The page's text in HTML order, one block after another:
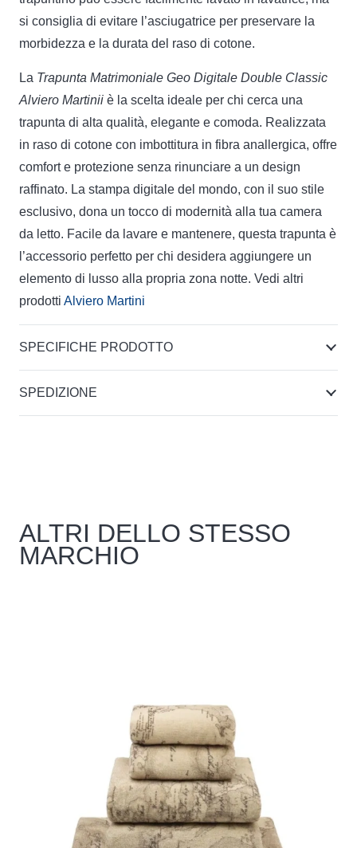
si consiglia di evitare l’asciugatrice per preservare la
morbidezza e la durata del raso di cotone.
La Trapunta Matrimoniale Geo Digitale Double Classic
Alviero Martinii è la scelta ideale per chi cerca una
trapunta di alta qualità, elegante e comoda. Realizzata
in raso di cotone con imbottitura in fibra anallergica, offre
comfort e protezione senza rinunciare a un design
raffinato. La stampa digitale del mondo, con il suo stile
esclusivo, dona un tocco di modernità alla tua camera
da letto. Facile da lavare e mantenere, questa trapunta è
l’accessorio perfetto per chi desidera aggiungere un
elemento di lusso alla propria zona notte. Vedi altri
prodotti Alviero Martini
SPECIFICHE PRODOTTO
SPEDIZIONE
ALTRI DELLO STESSO
MARCHIO